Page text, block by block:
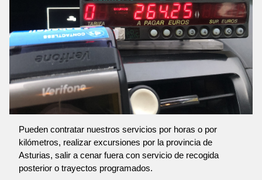
Pueden contratar nuestros servicios por horas o por
kilómetros, realizar excursiones por la provincia de
Asturias, salir a cenar fuera con servicio de recogida
posterior o trayectos programados.